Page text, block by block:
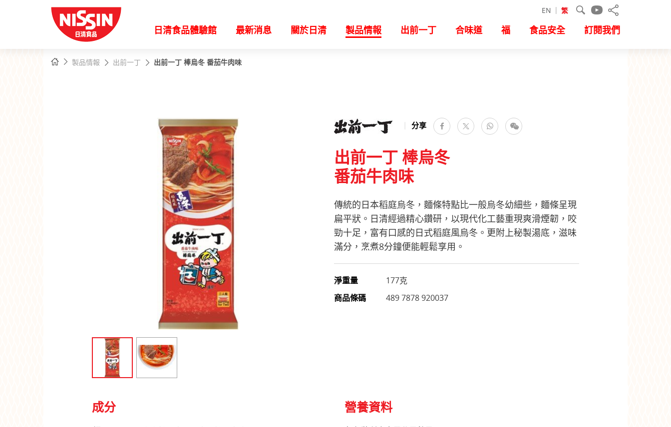
EN 繁
日清食品體驗館 最新消息 關於日清 製品情報 出前一丁 合味道 福 食品安全 訂閱我們
主頁製品情報 出前一丁 出前一丁 棒烏冬 番茄牛肉味
分享 facebook推特 WhatsApp
微信
出前一丁 棒烏冬
番茄牛肉味
傳統的日本稻庭烏冬，麵條特點比一般烏冬幼細些，麵條呈現
扁平狀。日清經過精心鑽研，以現代化工藝重現爽滑煙韌，咬
勁十足，富有口感的日式稻庭風烏冬。更附上秘製湯底，滋味
滿分，烹煮8分鐘便能輕鬆享用。
淨重量
177克
商品條碼
489 7878 920037
成分 營養資料